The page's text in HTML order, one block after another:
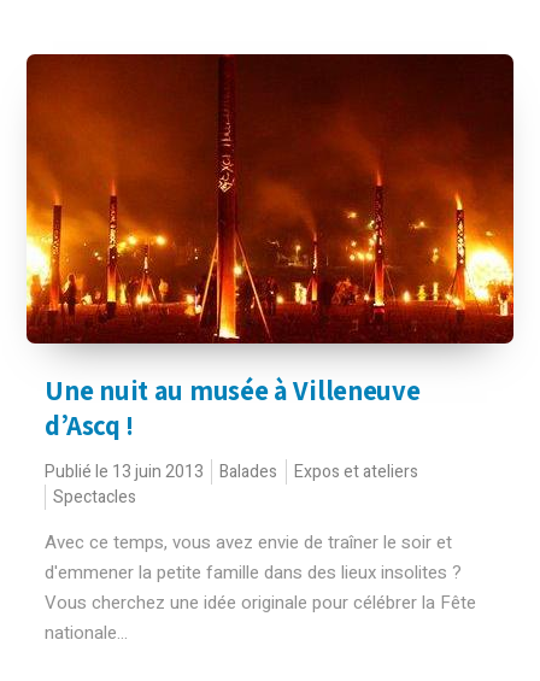
Une nuit au musée à Villeneuve
d’Ascq !
Publié le 13 juin 2013 Balades
Expos et ateliers
Spectacles
Avec ce temps, vous avez envie de traîner le soir et
d'emmener la petite famille dans des lieux insolites ?
Vous cherchez une idée originale pour célébrer la Fête
nationale...